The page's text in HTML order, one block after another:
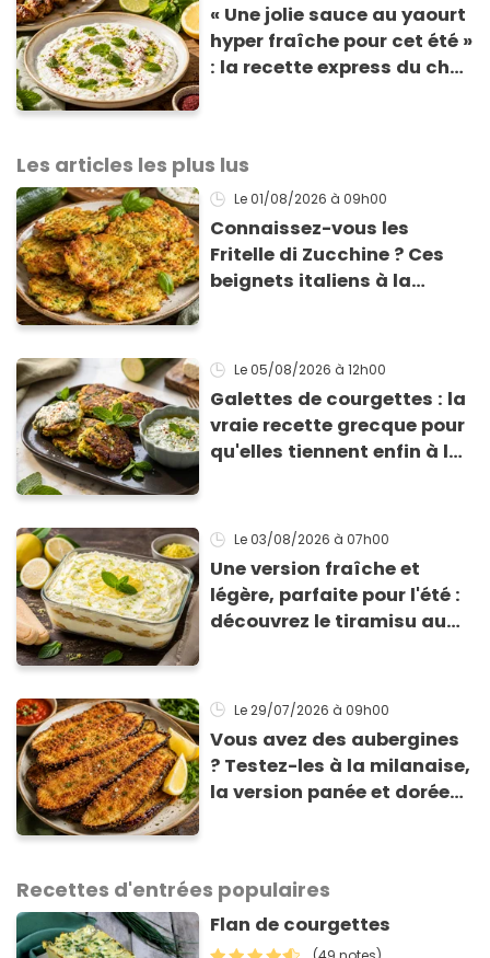
« Une jolie sauce au yaourt
hyper fraîche pour cet été »
: la recette express du chef
Les articles les plus lus
Le 01/08/2026 à 09h00
Connaissez-vous les
Fritelle di Zucchine ? Ces
beignets italiens à la
Le 05/08/2026 à 12h00
Galettes de courgettes : la
vraie recette grecque pour
qu'elles tiennent enfin à la
Le 03/08/2026 à 07h00
Une version fraîche et
légère, parfaite pour l'été :
découvrez le tiramisu au
Le 29/07/2026 à 09h00
Vous avez des aubergines
? Testez-les à la milanaise,
la version panée et dorée
Recettes d'entrées populaires
Flan de courgettes